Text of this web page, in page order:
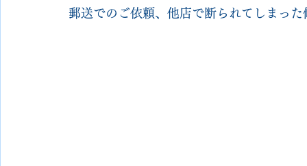
郵送でのご依頼、他店で断られてしまっ